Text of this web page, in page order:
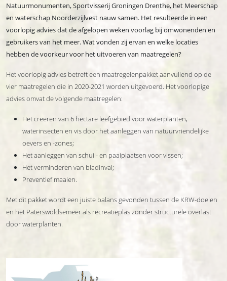
Natuurmonumenten, Sportvisserij Groningen Drenthe, het Meerschap
en waterschap Noorderzijlvest nauw samen. Het resulteerde in een
voorlopig advies dat de afgelopen weken voorlag bij omwonenden en
gebruikers van het meer. Wat vonden zij ervan en welke locaties
hebben de voorkeur voor het uitvoeren van maatregelen?
Het voorlopig advies betreft een maatregelenpakket aanvullend op de
vier maatregelen die in 2020-2021 worden uitgevoerd. Het voorlopige
advies omvat de volgende maatregelen:
Het creëren van 6 hectare leefgebied voor waterplanten,
waterinsecten en vis door het aanleggen van natuurvriendelijke
oevers en -zones;
Het aanleggen van schuil- en paaiplaatsen voor vissen;
Het verminderen van bladinval;
Preventief maaien.
Met dit pakket wordt een juiste balans gevonden tussen de KRW-doelen
en het Paterswoldsemeer als recreatieplas zonder structurele overlast
door waterplanten.